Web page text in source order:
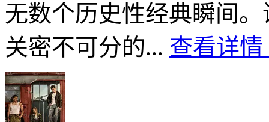
无数个历史性经典瞬间
关密不可分的... 查看详情